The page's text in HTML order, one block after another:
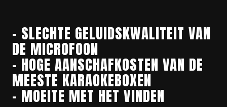
– SLECHTE GELUIDSKWALITEIT VAN
DE MICROFOON
– HOGE AANSCHAFKOSTEN VAN DE
MEESTE KARAOKEBOXEN
– MOEITE MET HET VINDEN